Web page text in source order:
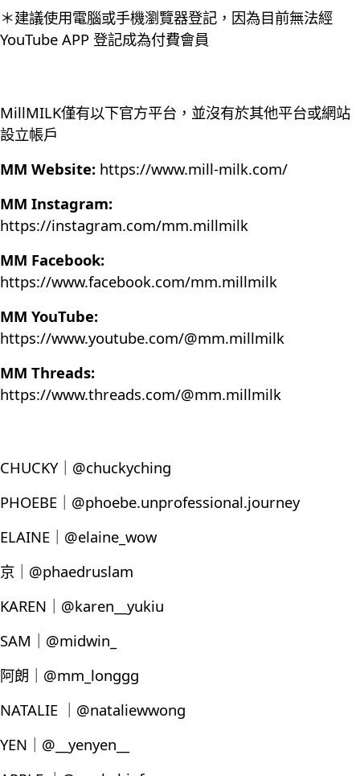
＊建議使用電腦或手機瀏覽器登記，因為目前無法經
YouTube APP 登記成為付費會員
MillMILK僅有以下官方平台，並沒有於其他平台或網站
設立帳戶
MM Website: https://www.mill-milk.com/
MM Instagram:
https://instagram.com/mm.millmilk
MM Facebook:
https://www.facebook.com/mm.millmilk
MM YouTube:
https://www.youtube.com/@mm.millmilk
MM Threads:
https://www.threads.com/@mm.millmilk
CHUCKY｜@chuckyching
PHOEBE｜@phoebe.unprofessional.journey
ELAINE｜@elaine_wow
京｜@phaedruslam
KAREN｜@karen__yukiu
SAM｜@midwin_
阿朗｜@mm_longgg
NATALIE ｜@nataliewwong
YEN｜@__yenyen__